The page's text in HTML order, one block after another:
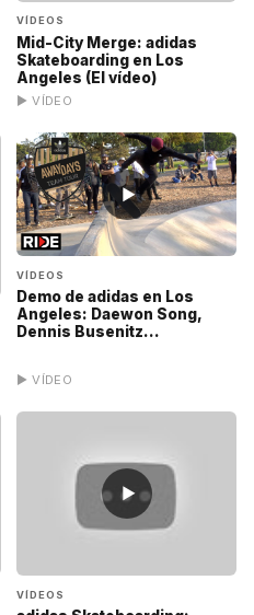
VÍDEOS
Mid-City Merge: adidas
Skateboarding en Los
Angeles (El vídeo)
▶ VÍDEO
▶
VÍDEOS
Demo de adidas en Los
Angeles: Daewon Song,
Dennis Busenitz...
▶ VÍDEO
▶
VÍDEOS